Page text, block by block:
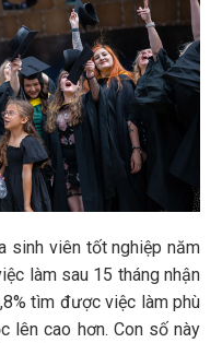
sinh viên tốt nghiệp năm
làm sau 15 tháng nhận
tìm được việc làm phù
lên cao hơn. Con số này